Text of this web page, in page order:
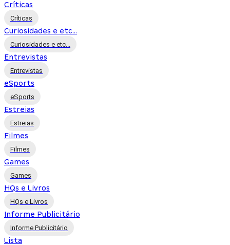
Críticas
Críticas
Curiosidades e etc...
Curiosidades e etc...
Entrevistas
Entrevistas
eSports
eSports
Estreias
Estreias
Filmes
Filmes
Games
Games
HQs e Livros
HQs e Livros
Informe Publicitário
Informe Publicitário
Lista